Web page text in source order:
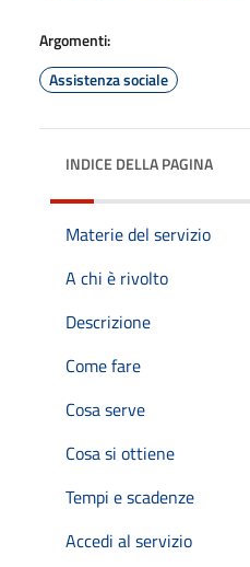
Argomenti:
Assistenza sociale
INDICE DELLA PAGINA
Materie del servizio
A chi è rivolto
Descrizione
Come fare
Cosa serve
Cosa si ottiene
Tempi e scadenze
Accedi al servizio